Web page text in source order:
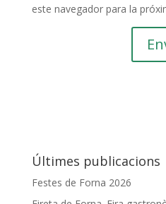
este navegador para la
Últimes publicacions
Festes de Forna 2026